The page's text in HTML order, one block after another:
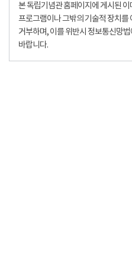
본 독립기념관 홈페이지에 게시된
프로그램이나 그밖의 기술적 장치를
거부하며, 이를 위반시 정보통신망
바랍니다.